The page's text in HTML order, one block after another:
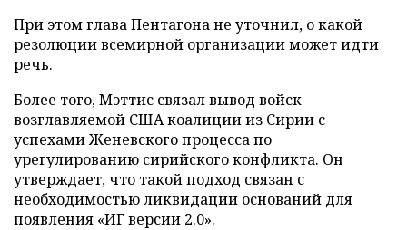
При этом глава Пентагона не уточнил, о какой
резолюции всемирной организации может идти
речь.
Более того, Мэттис связал вывод войск
возглавляемой США коалиции из Сирии с
успехами Женевского процесса по
урегулированию сирийского конфликта. Он
утверждает, что такой подход связан с
необходимостью ликвидации оснований для
появления «ИГ версии 2.0».